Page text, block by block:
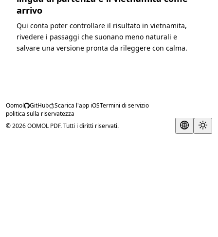
arrivo
Qui conta poter controllare il risultato in vietnamita,
rivedere i passaggi che suonano meno naturali e
salvare una versione pronta da rileggere con calma.
Oomol GitHub Scarica l'app iOSTermini di servizio
politica sulla riservatezza
© 2026 OOMOL PDF. Tutti i diritti riservati.